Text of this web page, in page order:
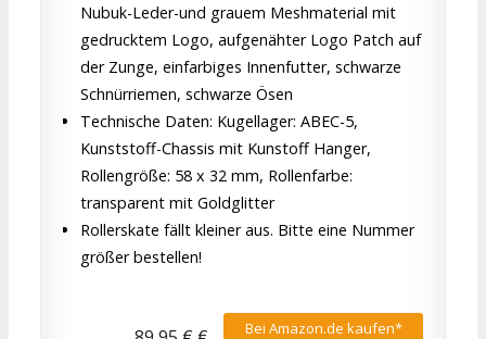
Nubuk-Leder-und grauem Meshmaterial mit
gedrucktem Logo, aufgenähter Logo Patch auf
der Zunge, einfarbiges Innenfutter, schwarze
Schnürriemen, schwarze Ösen
Technische Daten: Kugellager: ABEC-5,
Kunststoff-Chassis mit Kunstoff Hanger,
Rollengröße: 58 x 32 mm, Rollenfarbe:
transparent mit Goldglitter
Rollerskate fällt kleiner aus. Bitte eine Nummer
größer bestellen!
Bei Amazon.de kaufen*